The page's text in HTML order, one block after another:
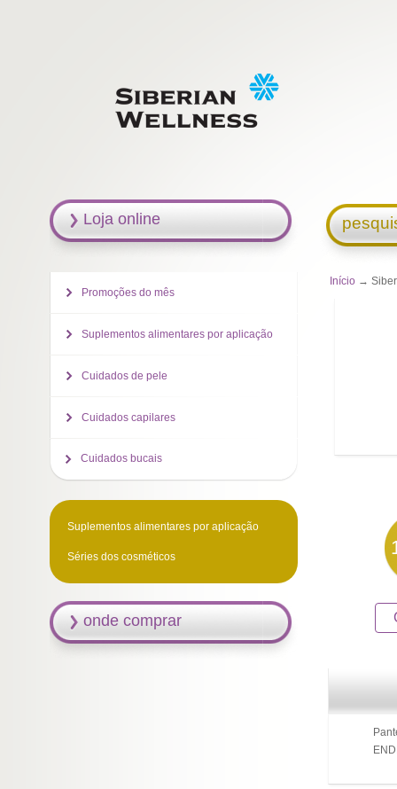
Início →
Loja online
Promoções do mês
Suplementos alimentares por aplicação
Cuidados de pele
Cuidados capilares
Cuidados bucais
Suplementos alimentares por aplicação
Séries dos cosméticos
onde comprar